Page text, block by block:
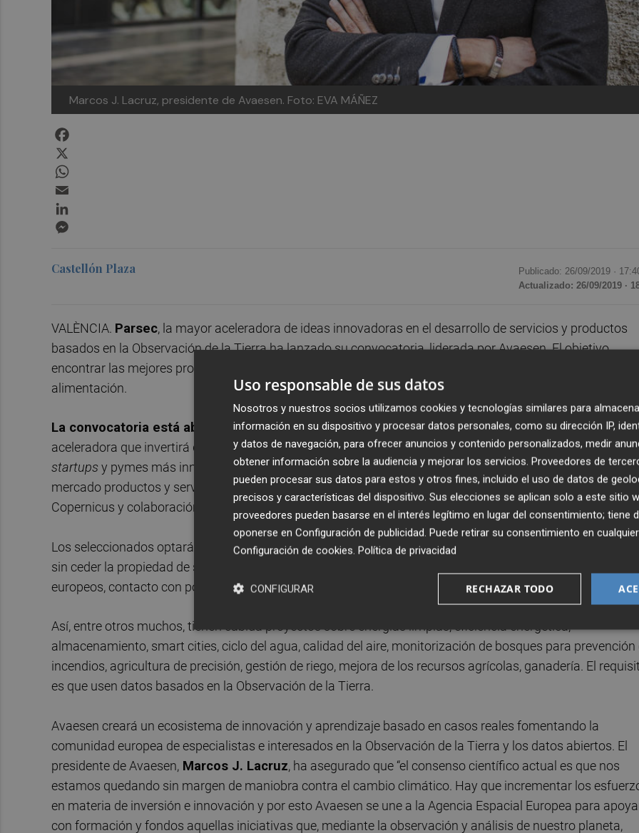
Marcos J. Lacruz, presidente de Avaesen. Foto: EVA MÁÑEZ
Castellón Plaza Publicado: 26/09/2019 ·
Actualizado: 26/09/2019 ·
VALÈNCIA. Parsec, la mayor aceleradora de ideas innovadoras en el desarrollo de servicios y productos
basados en la Observación de la Tierra ha lanzado su convocatoria, liderada por Avaesen. El objetivo,
encontrar las mejores propuestas que usen Big Data en campos como la energía, el medio ambiente y la
alimentación.
La convocatoria está abierta en toda la Unión Europea hasta el próximo 20 de diciembre, en una
aceleradora que invertirá directamente 2,5 millones de euros. Parsec es un proyecto que proporcionará a
startupsy pymes más innovadoras de la Unión Europea los recursos necesarios para desarrollar y lanzar
mercado productos y servicios basados en la Observación de la Tierra (EO), en conexión con el programa
Copernicus y colaboración con la Agencia Espacial Europea y 6 clústers referentes europeos.
Los seleccionados optarán a una financiación de hasta 100.000 euros, sin reembolso de esa financiación y
sin ceder la propiedad de su empresa. Además, accederán a formación personalizada con expertos
europeos, contacto con potenciales clientes ypartners , acceso a inversión privada.
Así, entre otros muchos, tienen cabida proyectos sobre energías limpias, eficiencia energética,
almacenamiento, smart cities, ciclo del agua, calidad del aire, monitorización de bosques para prevención
incendios, agricultura de precisión, gestión de riego, mejora de los recursos agrícolas, ganadería. El
es que usen datos basados en la Observación de la Tierra.
Avaesen creará un ecosistema de innovación y aprendizaje basado en casos reales fomentando la
comunidad europea de especialistas e interesados en la Observación de la Tierra y los datos abiertos. El
presidente de Avaesen, Marcos J. Lacruz, ha asegurado que “el consenso científico actual es que nos
estamos quedando sin margen de maniobra contra el cambio climático. Hay que incrementar los
en materia de inversión e innovación y por esto Avaesen se une a la Agencia Espacial Europea para
con formación y fondos aquellas iniciativas que, mediante la observación y análisis de nuestro planeta,
Uso responsable de sus datos
Nosotros y nuestros socios utilizamos cookies y tecnologías similares para
información en su dispositivo y procesar datos personales, como su dirección IP,
y datos de navegación, para ofrecer anuncios y contenido personalizados, medir
obtener información sobre la audiencia y mejorar los servicios. Proveedores de
pueden procesar sus datos para estos y otros fines, incluido el uso de datos de
precisos y características del dispositivo. Sus elecciones se aplican solo a este sitio
proveedores pueden basarse en el interés legítimo en lugar del consentimiento; tiene
oponerse en Configuración de publicidad. Puede retirar su consentimiento en
Configuración de cookies. Política de privacidad
RECHAZAR TODO
CONFIGURAR